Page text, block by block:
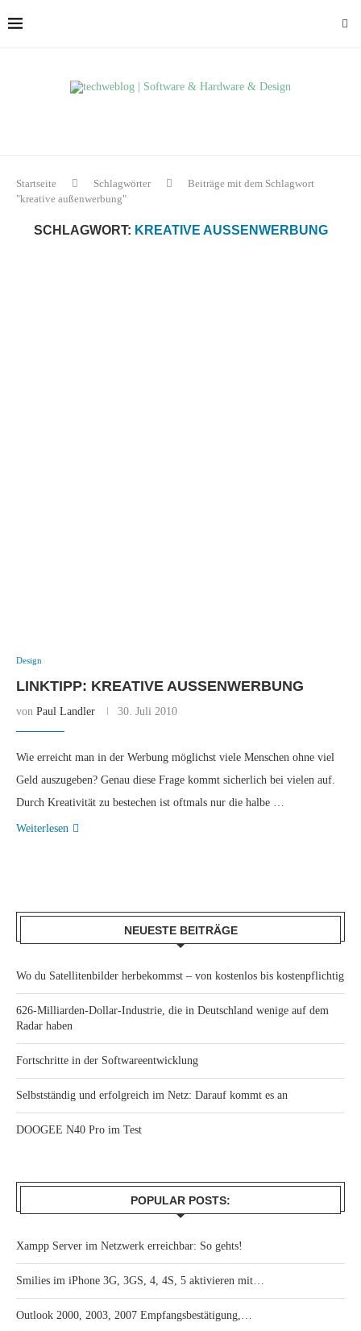
Startseite Schlagwörter
Beiträge mit dem Schlagwort
"kreative außenwerbung"
SCHLAGWORT: KREATIVE AUSSENWERBUNG
Design
LINKTIPP: KREATIVE AUSSENWERBUNG
von Paul Landler 30. Juli 2010
Wie erreicht man in der Werbung möglichst viele Menschen ohne viel
Geld auszugeben? Genau diese Frage kommt sicherlich bei vielen auf.
Durch Kreativität zu bestechen ist oftmals nur die halbe …
Weiterlesen
NEUESTE BEITRÄGE
Wo du Satellitenbilder herbekommst – von kostenlos bis kostenpflichtig
626-Milliarden-Dollar-Industrie, die in Deutschland wenige auf dem
Radar haben
Fortschritte in der Softwareentwicklung
Selbstständig und erfolgreich im Netz: Darauf kommt es an
DOOGEE N40 Pro im Test
POPULAR POSTS:
Xampp Server im Netzwerk erreichbar: So gehts!
Smilies im iPhone 3G, 3GS, 4, 4S, 5 aktivieren mit…
Outlook 2000, 2003, 2007 Empfangsbestätigung,…